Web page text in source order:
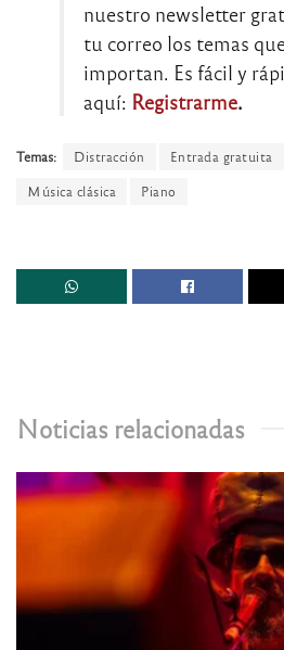
nuestro newsletter
tu correo los temas
importan. Es fácil y
aquí: Registrarme.
Temas: Distracción Entrada gratuita
Música clásica
Piano
Noticias relacionadas